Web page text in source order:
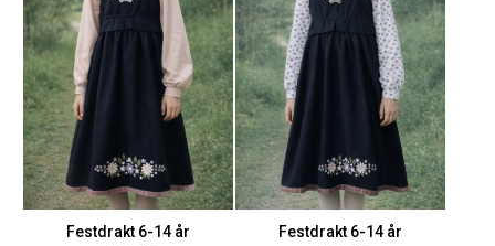
Festdrakt 6-14 år Festdrakt 6-14 år